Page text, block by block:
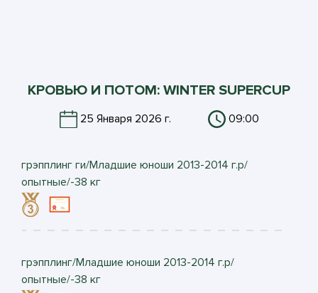
КРОВЬЮ И ПОТОМ: WINTER SUPERCUP
25 Января 2026 г. 09:00
грэпплинг ги/Младшие юноши 2013-2014 г.р/
опытные/-38 кг
грэпплинг/Младшие юноши 2013-2014 г.р/
опытные/-38 кг